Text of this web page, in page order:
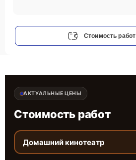
Стоимость работ
АКТУАЛЬНЫЕ ЦЕНЫ
Стоимость работ
Домашний кинотеатр